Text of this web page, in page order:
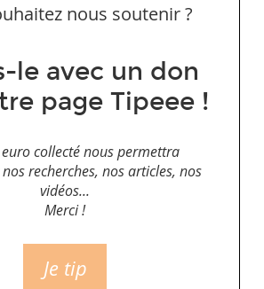
nous soutenir ?
le avec un don
page Tipeee !
collecté nous permettra
recherches, nos articles, nos
vidéos...
Merci !
Je tip